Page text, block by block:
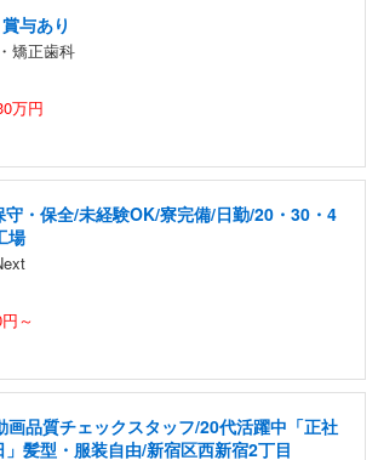
与あり
矯正歯科
万円
守・保全/未経験OK/寮完備/日勤/20・30・4
場
～
画品質チェックスタッフ/20代活躍中「正社
髪型・服装自由/新宿区西新宿2丁目